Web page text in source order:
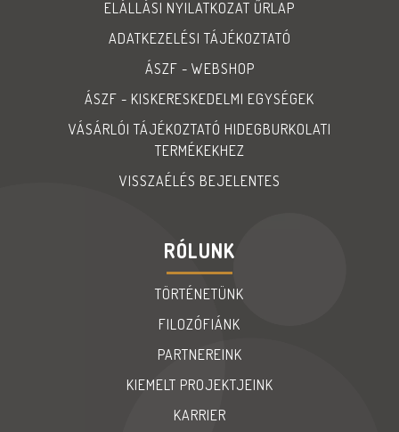
ELÁLLÁSI NYILATKOZAT ŰRLAP
ADATKEZELÉSI TÁJÉKOZTATÓ
ÁSZF - WEBSHOP
ÁSZF - KISKERESKEDELMI EGYSÉGEK
VÁSÁRLÓI TÁJÉKOZTATÓ HIDEGBURKOLATI
TERMÉKEKHEZ
VISSZAÉLÉS BEJELENTES
RÓLUNK
TÖRTÉNETÜNK
FILOZÓFIÁNK
PARTNEREINK
KIEMELT PROJEKTJEINK
KARRIER